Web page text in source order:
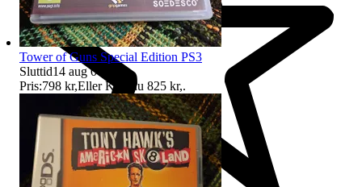
Tower of Guns Special Edition PS3
Sluttid14 aug 07:50
Pris:798 kr,Eller Köp nu 825 kr,.